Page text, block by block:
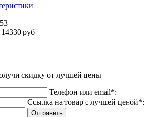
руб
скидку от лучшей цены
Телефон или email*:
Ссылка на товар с лучшей ценой*: